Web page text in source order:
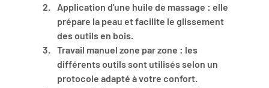
Application d'une huile de massage : elle
prépare la peau et facilite le glissement
des outils en bois.
Travail manuel zone par zone : les
différents outils sont utilisés selon un
protocole adapté à votre confort.